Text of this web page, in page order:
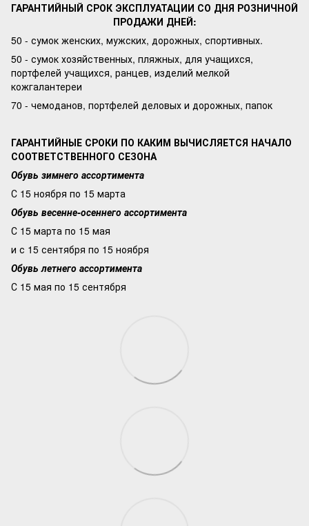
ГАРАНТИЙНЫЙ СРОК ЭКСПЛУАТАЦИИ СО ДНЯ РОЗНИЧНОЙ
ПРОДАЖИ ДНЕЙ:
50 - сумок женских, мужских, дорожных, спортивных.
50 - сумок хозяйственных, пляжных, для учащихся,
портфелей учащихся, ранцев, изделий мелкой
кожгалантереи
70 - чемоданов, портфелей деловых и дорожных, папок
ГАРАНТИЙНЫЕ СРОКИ ПО КАКИМ ВЫЧИСЛЯЕТСЯ НАЧАЛО
СООТВЕТСТВЕННОГО СЕЗОНА
Обувь зимнего ассортимента
С 15 ноября по 15 марта
Обувь весенне-осеннего ассортимента
С 15 марта по 15 мая
и с 15 сентября по 15 ноября
Обувь летнего ассортимента
С 15 мая по 15 сентября